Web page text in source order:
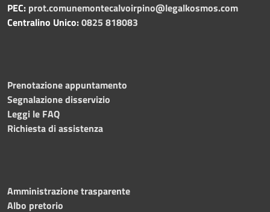
PEC: prot.comunemontecalvoirpino@legalkosmos.com
Centralino Unico:0825 818083
Prenotazione appuntamento
Segnalazione disservizio
Leggi le FAQ
Richiesta di assistenza
Amministrazione trasparente
Albo pretorio